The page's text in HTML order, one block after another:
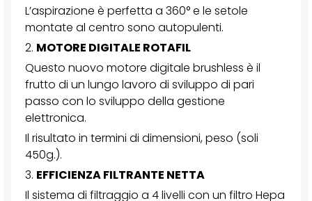
L’aspirazione è perfetta a 360° e le setole
montate al centro sono autopulenti.
2. MOTORE DIGITALE ROTAFIL
Questo nuovo motore digitale brushless è il
frutto di un lungo lavoro di sviluppo di pari
passo con lo sviluppo della gestione
elettronica.
Il risultato in termini di dimensioni, peso (soli
450g.).
3. EFFICIENZA FILTRANTE NETTA
Il sistema di filtraggio a 4 livelli con un filtro Hepa